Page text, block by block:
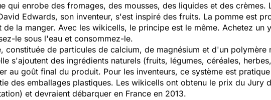
qui enrobe des fromages, des mousses, des liquides et des crèmes.
Edwards, son inventeur, s'est inspiré des fruits. La pomme est
la manger. Avec les wikicells, le principe est le même. Achetez un
le sous l'eau et consommez-le.
constituée de particules de calcium, de magnésium et d'un polymère
s'ajoutent des ingrédients naturels (fruits, légumes, céréales,
au goût final du produit. Pour les inventeurs, ce système est
des emballages plastiques. Les wikicells ont obtenu le prix du Jury
et devraient débarquer en France en 2013.